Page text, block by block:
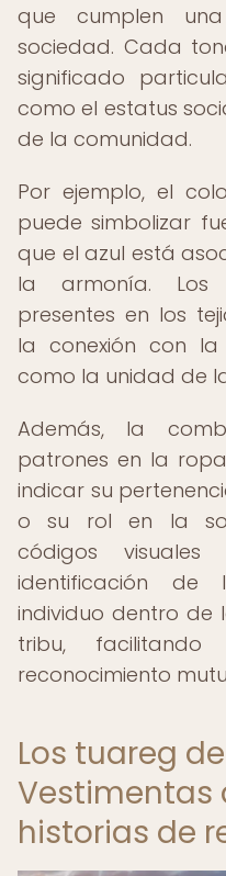
que cumplen
sociedad. Cada
significado
como el estatus
de la comunidad.
Por ejemplo, el
puede simbolizar
que el azul está
la armonía. Los
presentes en los
la conexión con
como la unidad de
Además, la
patrones en la
indicar su
o su rol en la
códigos
identificación
individuo dentro de
tribu,
reconocimiento
Los tuareg
Vestimentas
historias de